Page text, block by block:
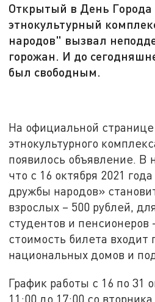
Открытый в День
этнокультурный
народов" вызвал
горожан. И до
был свободным.
На официальной
этнокультурного
появилось объявление. В
что с 16 октября 2021
дружбы народов»
взрослых – 500 рублей,
студентов и пенсионеров
стоимость билета
национальных домов и
График работы с 16 по 31
11:00 до 17:00 со